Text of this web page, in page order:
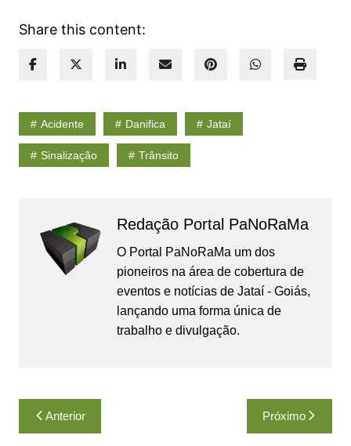
Share this content:
Acidente Danifica Jataí
Sinalização Trânsito
Redação Portal PaNoRaMa
O Portal PaNoRaMa um dos
pioneiros na área de cobertura de
eventos e notícias de Jataí - Goiás,
lançando uma forma única de
trabalho e divulgação.
Navegação
de
Anterior Próximo